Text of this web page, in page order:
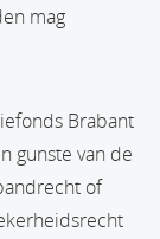
mag
Brabant
gunste van de
of